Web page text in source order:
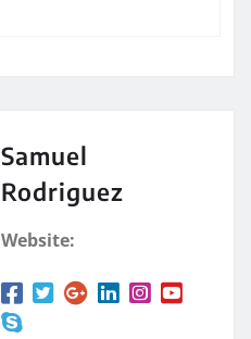
Samuel
Rodriguez
Website: